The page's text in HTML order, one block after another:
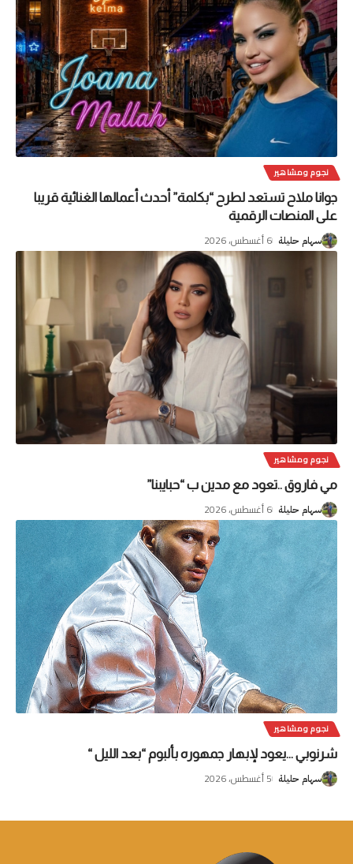
نجوم ومشاهير
جوانا ملاح تستعد لطرح “بكلمة” أحدث أعمالها الغنائية قريبا
على المنصات الرقمية
سهام حليلة 6 أغسطس، 2026
نجوم ومشاهير
مي فاروق ..تعود مع مدين ب “حبايبنا”
سهام حليلة 6 أغسطس، 2026
نجوم ومشاهير
شرنوبي …يعود لإبهار جمهوره بألبوم “بعد الليل “
سهام حليلة 5 أغسطس، 2026